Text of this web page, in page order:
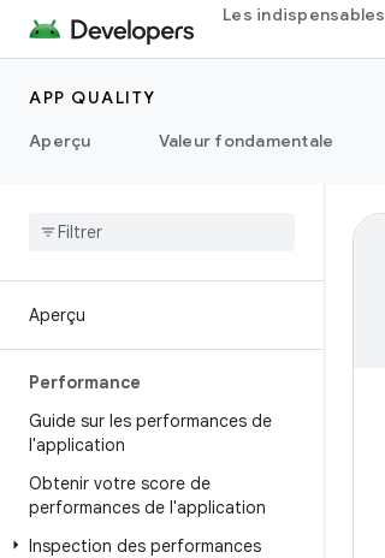
Les indispensables
APP QUALITY
Aperçu
Valeur fondamentale
Aperçu
Performance
Guide sur les performances de
l'application
Obtenir votre score de
performances de l'application
Inspection des performances